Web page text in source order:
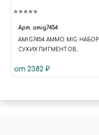
Арт. amig7454
AMIG7454 AMMO MIG НАБОР
СУХИХ ПИГМЕНТОВ
/ ISRAELI CONFLICTS
PIGMENT COLLECTION
от 2382 ₽